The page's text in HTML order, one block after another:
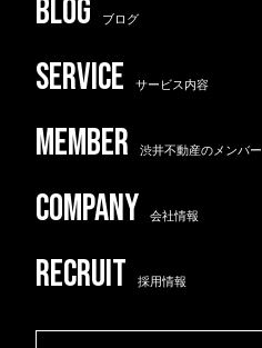
ブログ
サービス内容
渋井不動産のメンバー
会社情報
採用情報